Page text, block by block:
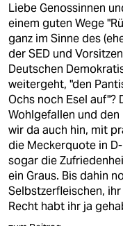
Liebe Genossinnen
einem guten Wege
ganz im Sinne des
der SED und
Deutschen
weitergeht, "den
Ochs noch Esel auf"?
Wohlgefallen und den
wir da auch hin, mit
die Meckerquote in
sogar die
ein Graus. Bis dahin
Selbstzerfleischen,
Recht habt ihr ja